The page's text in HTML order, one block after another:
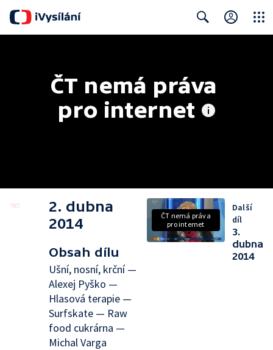
ČT nemá práva
pro internet
2. dubna
2014
Obsah dílu
Ušní, nosní, krční —
Alexej Pyško —
Hlasová terapie —
Surfskate — Raw
food cukrárna —
Michal Varga
ČT nemá práva
pro internet
Další
díl
3.
dubna
2014